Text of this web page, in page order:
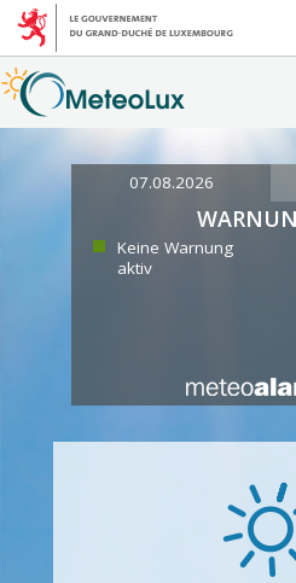
07.08.2026
Keine Warnung
aktiv